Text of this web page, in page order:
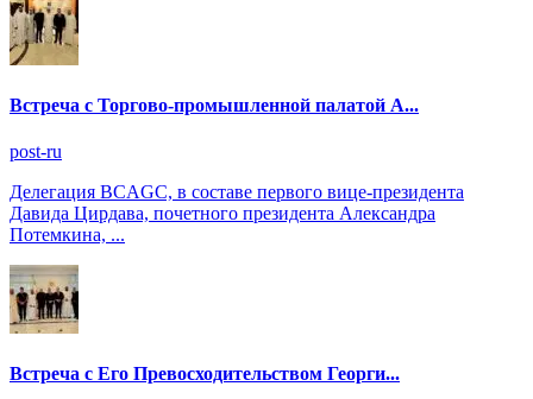
Встреча с Торгово-промышленной палатой А...
post-ru
Делегация BCAGC, в составе первого вице-президента
Давида Цирдава, почетного президента Александра
Потемкина, ...
Встреча с Его Превосходительством Георги...